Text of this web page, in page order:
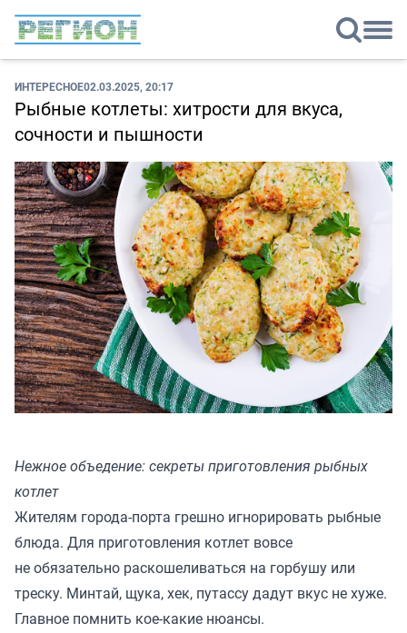
ИНТЕРЕСНОЕ02.03.2025, 20:17
Рыбные котлеты: хитрости для вкуса,
сочности и пышности
Нежное объедение: секреты приготовления рыбных
котлет
Жителям города-порта грешно игнорировать рыбные
блюда. Для приготовления котлет вовсе
не обязательно раскошеливаться на горбушу или
треску. Минтай, щука, хек, путассу дадут вкус не хуже.
Главное помнить кое-какие нюансы.